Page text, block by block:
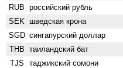
RUB российский рубль
SEK шведская крона
SGD сингапурский доллар
THB таиландский бат
TJS таджикский сомони